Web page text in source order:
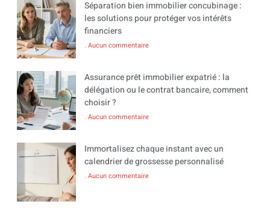
Séparation bien immobilier concubinage :
les solutions pour protéger vos intérêts
financiers
Aucun commentaire
Assurance prêt immobilier expatrié : la
délégation ou le contrat bancaire, comment
choisir ?
Aucun commentaire
Immortalisez chaque instant avec un
calendrier de grossesse personnalisé
Aucun commentaire